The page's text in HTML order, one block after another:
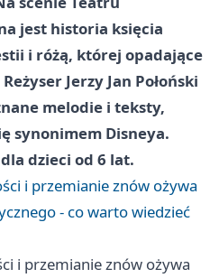
jest historia księcia
i różą, której opadające
Jerzy Jan Połoński
melodie i teksty,
synonimem Disneya.
dzieci od 6 lat.
i przemianie znów ożywa
- co warto wiedzieć
i przemianie znów ożywa